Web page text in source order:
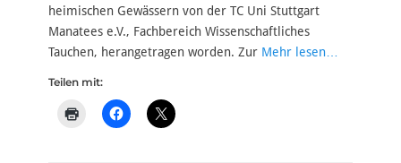
heimischen Gewässern von der TC Uni Stuttgart
Manatees e.V., Fachbereich Wissenschaftliches
Tauchen, herangetragen worden. Zur Mehr lesen…
Teilen mit: